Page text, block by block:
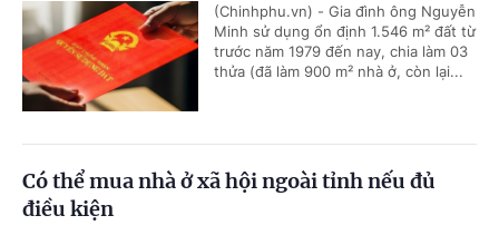
(Chinhphu.vn) - Gia đình ông Nguyễn
Minh sử dụng ổn định 1.546 m² đất từ
trước năm 1979 đến nay, chia làm 03
thửa (đã làm 900 m² nhà ở, còn lại...
Có thể mua nhà ở xã hội ngoài tỉnh nếu đủ
điều kiện